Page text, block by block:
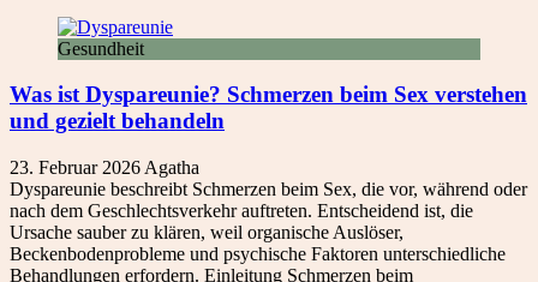
Gesundheit
Was ist Dyspareunie? Schmerzen beim Sex verstehen
und gezielt behandeln
23. Februar 2026 Agatha
Dyspareunie beschreibt Schmerzen beim Sex, die vor, während oder
nach dem Geschlechtsverkehr auftreten. Entscheidend ist, die
Ursache sauber zu klären, weil organische Auslöser,
Beckenbodenprobleme und psychische Faktoren unterschiedliche
Behandlungen erfordern. Einleitung Schmerzen beim